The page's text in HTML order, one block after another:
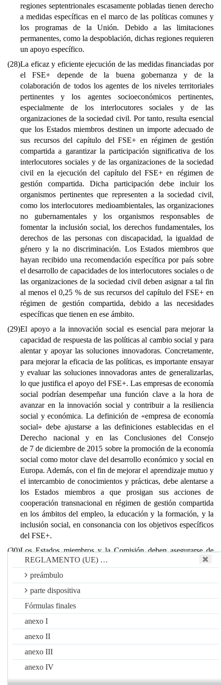
REGLAMENTO (UE) …
preámbulo
parte dispositiva
Fórmulas finales
anexo I
anexo II
anexo III
anexo IV
regiones septentrionales escasamente pobladas tienen derecho
a medidas específicas en el marco de las políticas comunes y
los programas de la Unión. Debido a las limitaciones
permanentes, como la despoblación, dichas regiones requieren
un apoyo específico.
(28)La eficaz y eficiente ejecución de las medidas financiadas por
el FSE+ depende de la buena gobernanza y de la
colaboración de todos los agentes de los niveles territoriales
pertinentes y los agentes socioeconómicos pertinentes,
especialmente de los interlocutores sociales y de las
organizaciones de la sociedad civil. Por tanto, resulta esencial
que los Estados miembros destinen un importe adecuado de
sus recursos del capítulo del FSE+ en régimen de gestión
compartida a garantizar la participación significativa de los
interlocutores sociales y de las organizaciones de la sociedad
civil en la ejecución del capítulo del FSE+ en régimen de
gestión compartida. Dicha participación debe incluir los
organismos pertinentes que representen a la sociedad civil,
como los interlocutores medioambientales, las organizaciones
no gubernamentales y los organismos responsables de
fomentar la inclusión social, los derechos fundamentales, los
derechos de las personas con discapacidad, la igualdad de
género y la no discriminación. Los Estados miembros que
hayan recibido una recomendación específica por país sobre
el desarrollo de capacidades de los interlocutores sociales o de
las organizaciones de la sociedad civil deben asignar a tal fin
al menos el 0,25 % de sus recursos del capítulo del FSE+ en
régimen de gestión compartida, debido a las necesidades
específicas que tienen en ese ámbito.
(29)El apoyo a la innovación social es esencial para mejorar la
capacidad de respuesta de las políticas al cambio social y para
alentar y apoyar las soluciones innovadoras. Concretamente,
para mejorar la eficacia de las políticas, es importante ensayar
y evaluar las soluciones innovadoras antes de generalizarlas,
lo que justifica el apoyo del FSE+. Las empresas de economía
social podrían desempeñar una función clave a la hora de
avanzar en la innovación social y contribuir a la resiliencia
social y económica. La definición de «empresa de economía
social» debe ajustarse a las definiciones establecidas en el
Derecho nacional y en las Conclusiones del Consejo
de 7 de diciembre de 2015 sobre la promoción de la economía
social como motor clave del desarrollo económico y social en
Europa. Además, con el fin de mejorar el aprendizaje mutuo y
el intercambio de conocimientos y prácticas, debe alentarse a
los Estados miembros a que prosigan sus acciones de
cooperación transnacional en régimen de gestión compartida
en los ámbitos del empleo, la educación y la formación, y la
inclusión social, en consonancia con los objetivos específicos
del FSE+.
(30)Los Estados miembros y la Comisión deben asegurarse de
que el FSE+ contribuya a promover la igualdad entre mujeres
y hombres de conformidad con el artículo 8 del TFUE, con el
fin de fomentar la igualdad de trato y de oportunidades entre
mujeres y hombres en todos los ámbitos, también la
participación en el mercado de trabajo, las condiciones de
empleo y la progresión de la carrera. Asimismo, deben
asegurarse de que el FSE+ promueva la igualdad de
oportunidades para todos sin discriminación, de conformidad
con el artículo 10 del TFUE, y la integración en la sociedad
de las personas con discapacidad en pie de igualdad con los
demás, y contribuya a la aplicación de la Convención sobre
los derechos de las personas con discapacidad de las Naciones